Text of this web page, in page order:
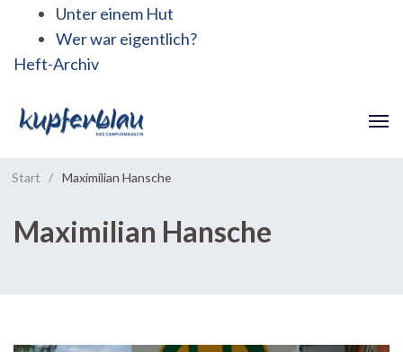
Unter einem Hut
Wer war eigentlich?
Heft-Archiv
Start / Maximilian Hansche
Maximilian Hansche